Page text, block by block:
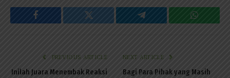
Facebook Twitter Telegram
PREVIOUS ARTICLE
Inilah Juara Menembak Reaksi
NEXT ARTICLE
Bagi Para Pihak yang Masih